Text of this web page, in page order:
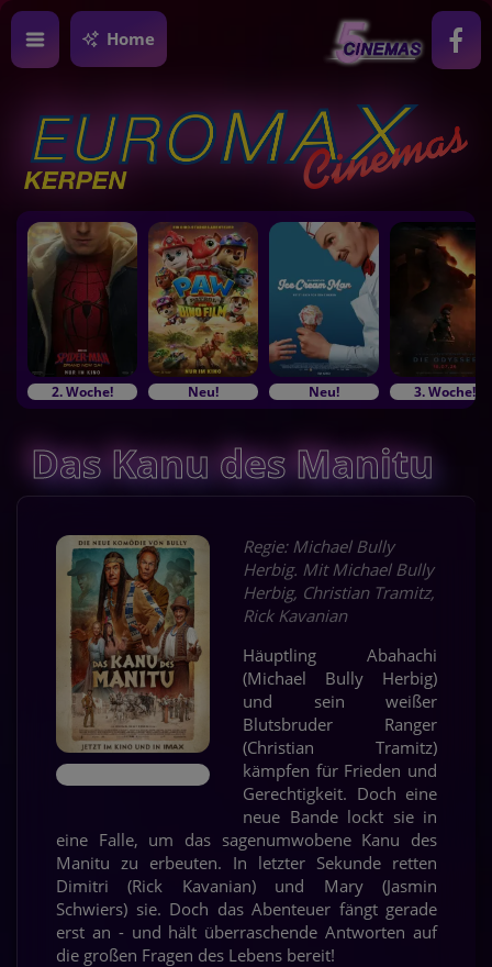
Home
2. Woche! Neu! Neu! 3. Woche!
Das Kanu des Manitu
Regie: Michael Bully
Herbig. Mit Michael Bully
Herbig, Christian Tramitz,
Rick Kavanian
Häuptling Abahachi
(Michael Bully Herbig)
und sein weißer
Blutsbruder Ranger
(Christian Tramitz)
kämpfen für Frieden und
Gerechtigkeit. Doch eine
neue Bande lockt sie in
eine Falle, um das sagenumwobene Kanu des
Manitu zu erbeuten. In letzter Sekunde retten
Dimitri (Rick Kavanian) und Mary (Jasmin
Schwiers) sie. Doch das Abenteuer fängt gerade
erst an - und hält überraschende Antworten auf
die großen Fragen des Lebens bereit!